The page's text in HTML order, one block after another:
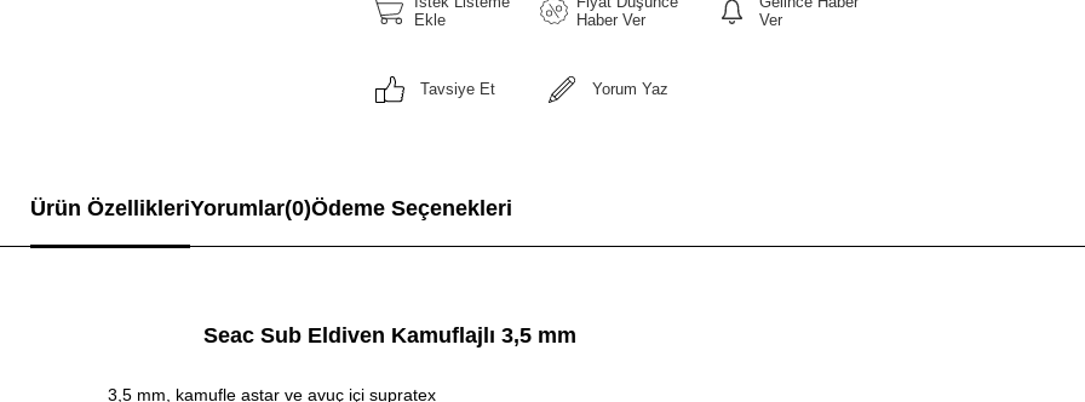
Ekle
Haber Ver
Ver
Tavsiye Et Yorum Yaz
Ürün ÖzellikleriYorumlar(0)Ödeme Seçenekleri
Sub Eldiven Kamuflajlı 3,5 mm
3,5 mm, kamufle astar ve avuç içi supratex